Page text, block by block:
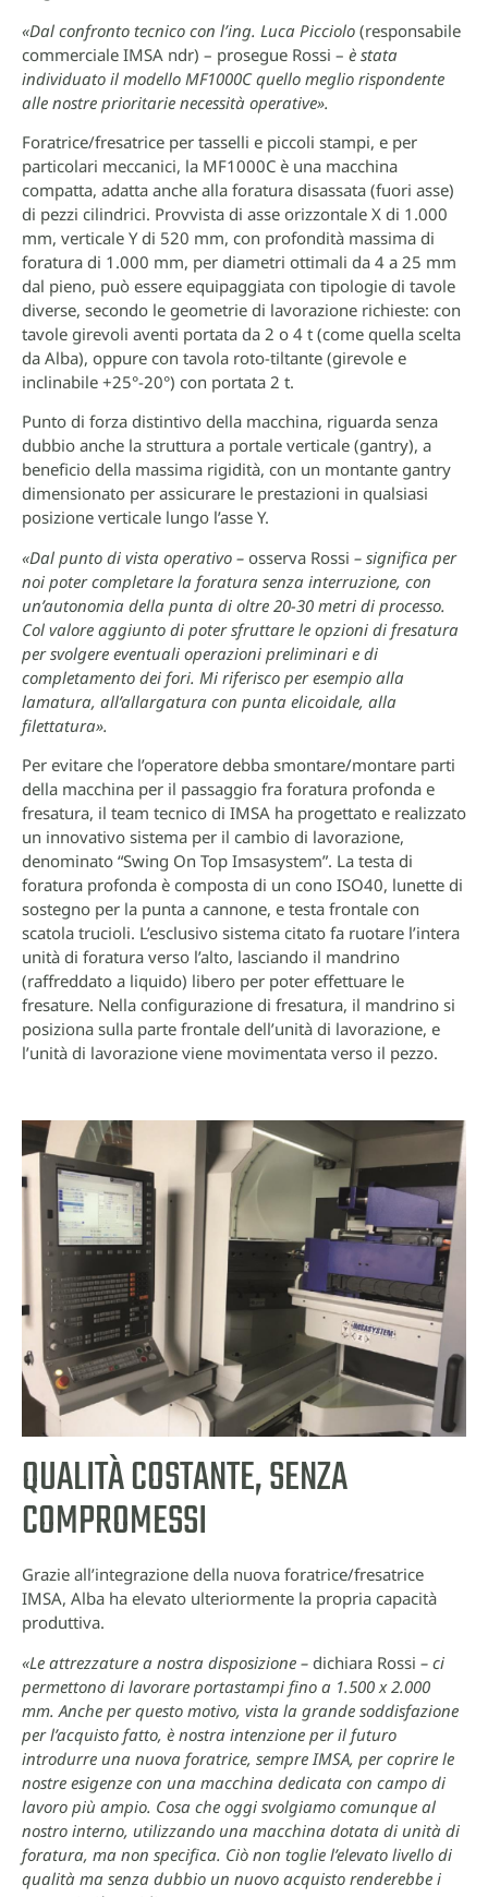
«Dal confronto tecnico con l’ing. Luca Picciolo (responsabile
commerciale IMSA ndr) – prosegue Rossi – è stata
individuato il modello MF1000C quello meglio rispondente
alle nostre prioritarie necessità operative».
Foratrice/fresatrice per tasselli e piccoli stampi, e per
particolari meccanici, la MF1000C è una macchina
compatta, adatta anche alla foratura disassata (fuori asse)
di pezzi cilindrici. Provvista di asse orizzontale X di 1.000
mm, verticale Y di 520 mm, con profondità massima di
foratura di 1.000 mm, per diametri ottimali da 4 a 25 mm
dal pieno, può essere equipaggiata con tipologie di tavole
diverse, secondo le geometrie di lavorazione richieste: con
tavole girevoli aventi portata da 2 o 4 t (come quella scelta
da Alba), oppure con tavola roto-tiltante (girevole e
inclinabile +25°-20°) con portata 2 t.
Punto di forza distintivo della macchina, riguarda senza
dubbio anche la struttura a portale verticale (gantry), a
beneficio della massima rigidità, con un montante gantry
dimensionato per assicurare le prestazioni in qualsiasi
posizione verticale lungo l’asse Y.
«Dal punto di vista operativo – osserva Rossi – significa per
noi poter completare la foratura senza interruzione, con
un’autonomia della punta di oltre 20-30 metri di processo.
Col valore aggiunto di poter sfruttare le opzioni di fresatura
per svolgere eventuali operazioni preliminari e di
completamento dei fori. Mi riferisco per esempio alla
lamatura, all’allargatura con punta elicoidale, alla
filettatura».
Per evitare che l’operatore debba smontare/montare parti
della macchina per il passaggio fra foratura profonda e
fresatura, il team tecnico di IMSA ha progettato e realizzato
un innovativo sistema per il cambio di lavorazione,
denominato “Swing On Top Imsasystem”. La testa di
foratura profonda è composta di un cono ISO40, lunette di
sostegno per la punta a cannone, e testa frontale con
scatola trucioli. L’esclusivo sistema citato fa ruotare l’intera
unità di foratura verso l’alto, lasciando il mandrino
(raffreddato a liquido) libero per poter effettuare le
fresature. Nella configurazione di fresatura, il mandrino si
posiziona sulla parte frontale dell’unità di lavorazione, e
l’unità di lavorazione viene movimentata verso il pezzo.
QUALITÀ COSTANTE, SENZA
COMPROMESSI
Grazie all’integrazione della nuova foratrice/fresatrice
IMSA, Alba ha elevato ulteriormente la propria capacità
produttiva.
«Le attrezzature a nostra disposizione – dichiara Rossi – ci
permettono di lavorare portastampi fino a 1.500 x 2.000
mm. Anche per questo motivo, vista la grande soddisfazione
per l’acquisto fatto, è nostra intenzione per il futuro
introdurre una nuova foratrice, sempre IMSA, per coprire le
nostre esigenze con una macchina dedicata con campo di
lavoro più ampio. Cosa che oggi svolgiamo comunque al
nostro interno, utilizzando una macchina dotata di unità di
foratura, ma non specifica. Ciò non toglie l’elevato livello di
qualità ma senza dubbio un nuovo acquisto renderebbe i